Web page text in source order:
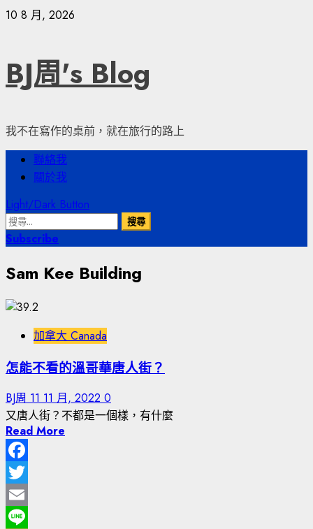
Skip
10 8 月, 2026
BJ周's Blog
我不在寫作的桌前，就在旅行的路上
Primary
Menu
聯絡我
關於我
Light/Dark Button
搜
尋
鍵
Subscribe
Sam Kee Building
加拿大 Canada
怎能不看的溫哥華唐人街？
BJ周 11 11 月, 2022 0
又唐人街？不都是一個樣，有什麼
Read More
Facebook
Twitter
Email